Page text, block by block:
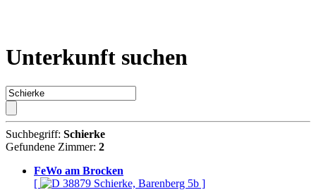
Unterkunft suchen
Suchbegriff: Schierke
Gefundene Zimmer: 2
FeWo am Brocken
[
38879 Schierke, Barenberg 5b ]